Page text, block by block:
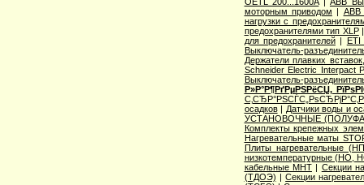
моторным приводом | ABB
нагрузки с
предохранителями тип XLP
для предохранителей| ETI
Выключатель-
Держатели плавких
Schneider Electric Interpact
Выключатель-
Р»Р°Р¶РґРµРЅРёСЏ,
осадков| Датчики воды и
УСТАНОВОЧНЫЕ
Комплекты крепежных
Нагревательные маты
Плиты нагревательные
низкотемпературные
кабельные МНТ| Секции
(ТДОЭ) |Секции